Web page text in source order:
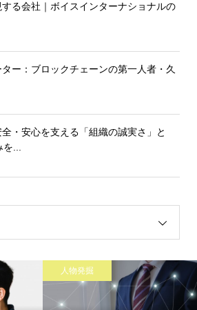
する会社｜ボイスインターナショナルの
ー：ブロックチェーンの第一人者・久
・安心を支える「組織の誠実さ」と
を...
人物発掘